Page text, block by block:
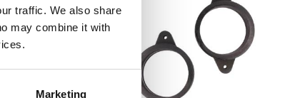
traffic. We also share
may combine it with
Marketing